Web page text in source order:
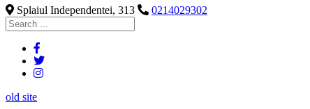
Splaiul Independentei, 313
0214029302
old site